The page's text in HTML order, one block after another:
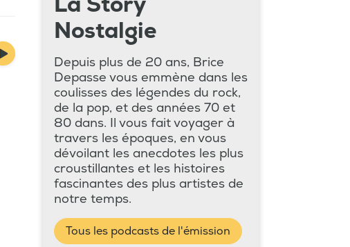
Nostalgie
Depuis plus de 20 ans, Brice
Depasse vous emmène dans les
coulisses des légendes du rock,
de la pop, et des années 70 et
80 dans. Il vous fait voyager à
travers les époques, en vous
dévoilant les anecdotes les plus
croustillantes et les histoires
fascinantes des plus artistes de
notre temps.
Tous les podcasts de l'émission